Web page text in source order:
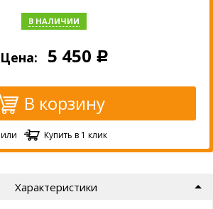
В НАЛИЧИИ
Цена: 5 450 Р
В корзину
или Купить в 1 клик
Характеристики